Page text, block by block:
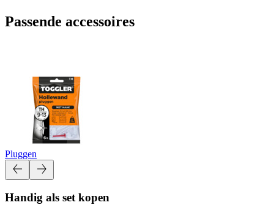
Passende accessoires
Pluggen
Handig als set kopen